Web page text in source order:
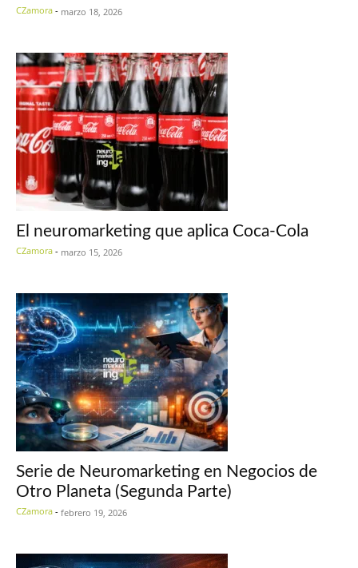
CZamora - marzo 18, 2026
El neuromarketing que aplica Coca-Cola
CZamora - marzo 15, 2026
Serie de Neuromarketing en Negocios de
Otro Planeta (Segunda Parte)
CZamora - febrero 19, 2026